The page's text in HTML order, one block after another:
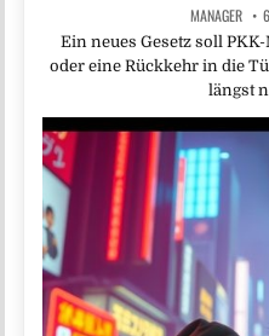
MANAGER
Ein neues Gesetz soll
oder eine Rückkehr in die
längst